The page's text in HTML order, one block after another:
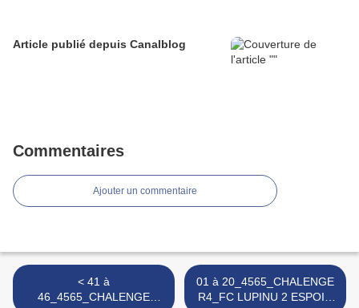
Article publié depuis Canalblog
Commentaires
Ajouter un commentaire
< 41 à
46_4565_CHALENGE
01 à 20_4565_CHALENGE
R4_FC LUPINU 2 ESPOIR